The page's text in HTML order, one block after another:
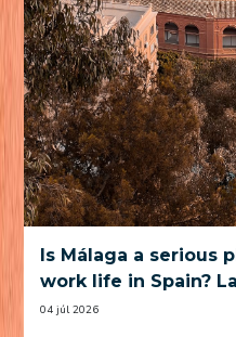
Is Málaga a serious
work life in Spain?
and practical trade-
04 júl 2026